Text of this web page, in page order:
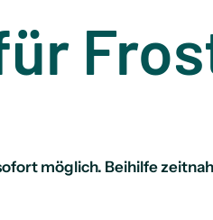
möglich. Beihilfe